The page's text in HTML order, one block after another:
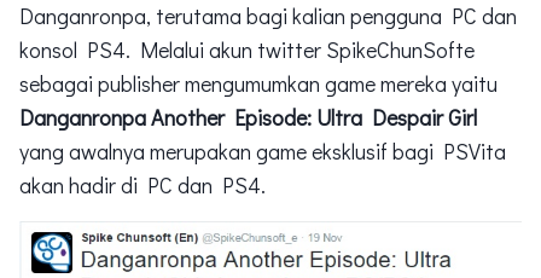
Danganronpa, terutama bagi kalian pengguna PC dan
konsol PS4. Melalui akun twitter SpikeChunSofte
sebagai publisher mengumumkan game mereka yaitu
Danganronpa Another Episode: Ultra Despair Girl
yang awalnya merupakan game eksklusif bagi PSVita
akan hadir di PC dan PS4.